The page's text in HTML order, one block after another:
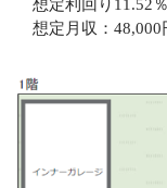
想定利回り11.52％
想定月収：